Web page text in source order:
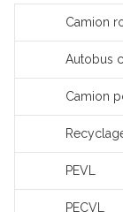
Camion
Autobus
Camion
PEVL
PECVL